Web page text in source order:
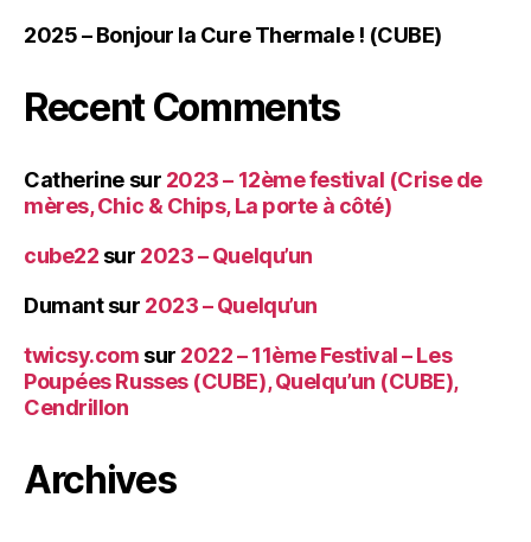
2025 – Bonjour la Cure Thermale ! (CUBE)
Recent Comments
Catherinesur 2023 – 12ème festival (Crise de
mères, Chic & Chips, La porte à côté)
cube22 sur 2023 – Quelqu’un
Dumantsur 2023 – Quelqu’un
twicsy.com sur 2022 – 11ème Festival – Les
Poupées Russes (CUBE), Quelqu’un (CUBE),
Cendrillon
Archives